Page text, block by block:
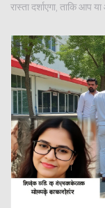
रास्ता दर्शाएगा, ताकि आप